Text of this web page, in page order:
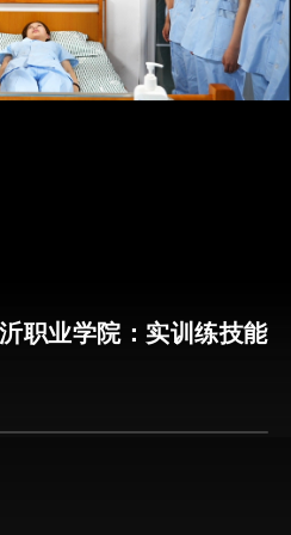
职业学院：实训练技能